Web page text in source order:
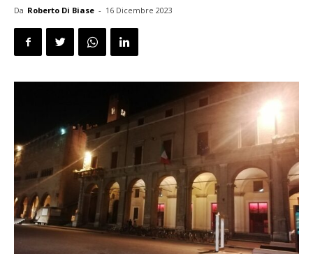
Da Roberto Di Biase - 16 Dicembre 2023